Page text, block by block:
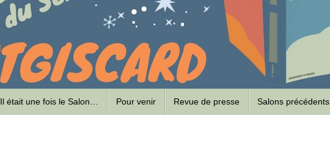
Il était une fois le Salon… Pour venir Revue de presse Salons précédents